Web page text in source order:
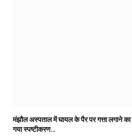
मंझौल अस्पताल में घायल के पैर पर गत्ता लगाने का
गया स्पष्टीकरण…